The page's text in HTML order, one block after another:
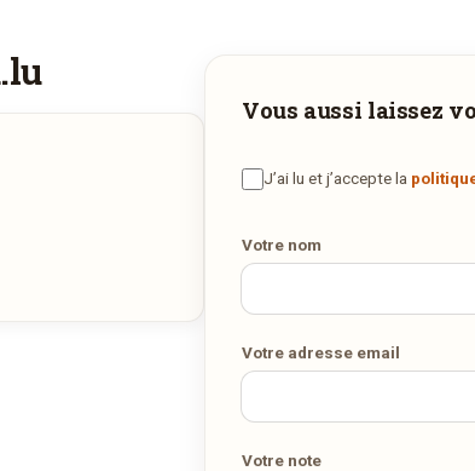
vous livrer à domicile
chez vous.
COMMANDER EN LIVRAISON
Vous aussi laissez
J’ai lu et j’accepte la
Votre nom
Votre adresse email
Votre note